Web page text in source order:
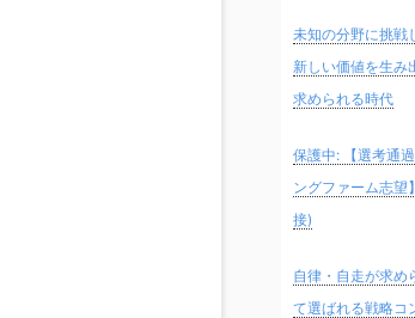
未知の分野に挑戦
新しい価値を生み
求められる時代
保護中: 【選考通
ングファーム志望
接)
自律・自走が求め
て選ばれる戦略コ